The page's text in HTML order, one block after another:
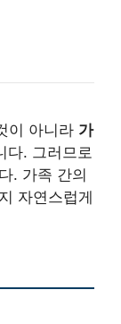
이 아니라 가
다. 그러므로
. 가족 간의
자연스럽게